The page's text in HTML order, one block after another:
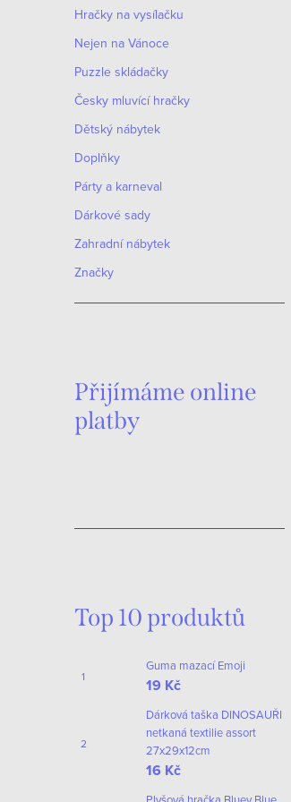
Hračky na vysílačku
Nejen na Vánoce
Puzzle skládačky
Česky mluvící hračky
Dětský nábytek
Doplňky
Párty a karneval
Dárkové sady
Zahradní nábytek
Značky
Přijímáme online
platby
Top 10 produktů
Guma mazací Emoji
19 Kč
Dárková taška DINOSAUŘI
netkaná textilie assort
27x29x12cm
16 Kč